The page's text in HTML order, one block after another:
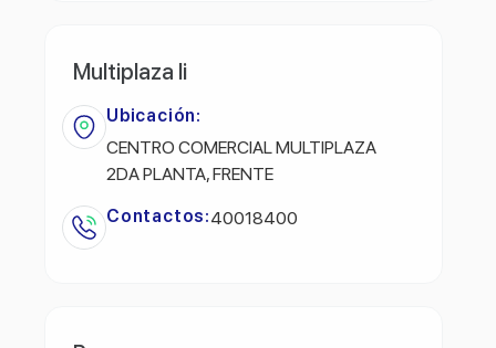
Multiplaza Ii
Ubicación:
CENTRO COMERCIAL MULTIPLAZA
2DA PLANTA, FRENTE
Contactos:40018400